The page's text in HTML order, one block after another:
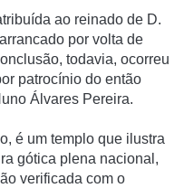
ao reinado de D.
por volta de
todavia, ocorreu
patrocínio do então
Álvares Pereira.
é um templo que ilustra
gótica plena nacional,
verificada com o